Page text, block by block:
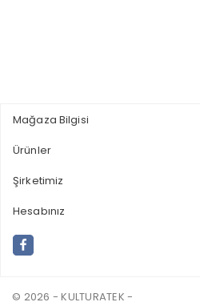
Mağaza Bilgisi
Ürünler
Şirketimiz
Hesabınız
© 2026 - KULTURATEK -